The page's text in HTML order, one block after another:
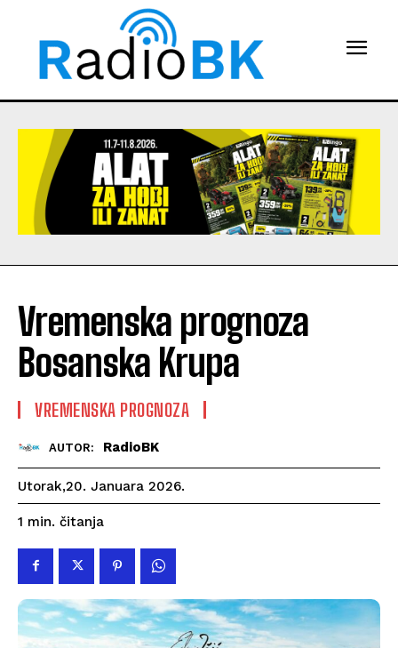
Vremenska prognoza
Bosanska Krupa
VREMENSKA PROGNOZA
AUTOR: RadioBK
Utorak,20. Januara 2026.
1 min. čitanja